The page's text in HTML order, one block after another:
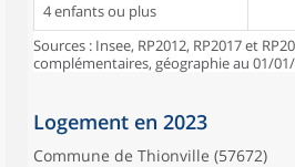
4 enfants ou plus
Sources : Insee, RP2012, RP2017 et
complémentaires, géographie au 01/
Logement en 2023
Commune de Thionville (57672)